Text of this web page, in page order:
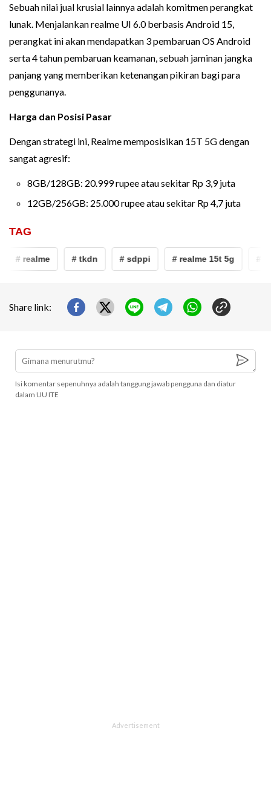
Sebuah nilai jual krusial lainnya adalah komitmen perangkat
lunak. Menjalankan realme UI 6.0 berbasis Android 15,
perangkat ini akan mendapatkan 3 pembaruan OS Android
serta 4 tahun pembaruan keamanan, sebuah jaminan jangka
panjang yang memberikan ketenangan pikiran bagi para
penggunanya.
Harga dan Posisi Pasar
Dengan strategi ini, Realme memposisikan 15T 5G dengan
sangat agresif:
8GB/128GB: 20.999 rupee atau sekitar Rp 3,9 juta
12GB/256GB: 25.000 rupee atau sekitar Rp 4,7 juta
TAG
# realme # tkdn # sdppi # realme 15t 5g #
Share link:
Isi komentar sepenuhnya adalah tanggung jawab pengguna dan diatur
dalam UU ITE